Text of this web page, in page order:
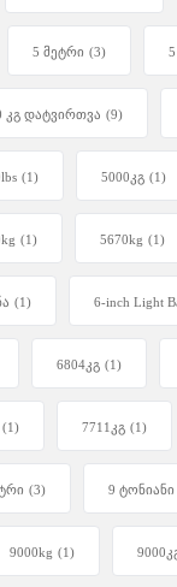
5 მეტრი (3)
კგ დატვირთვა (9)
(1) 5000კგ (1)
(1) 5670kg (1)
(1) 6-inch Light
6804კგ (1)
(1) 7711კგ (1)
(3) 9 ტონიანი
9000kg (1)